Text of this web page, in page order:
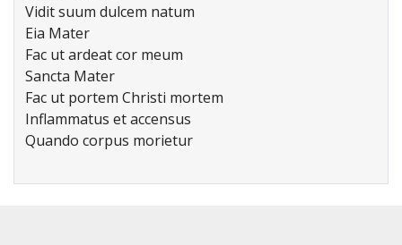
Vidit suum dulcem natum
Eia Mater
Fac ut ardeat cor meum
Sancta Mater
Fac ut portem Christi mortem
Inflammatus et accensus
Quando corpus morietur